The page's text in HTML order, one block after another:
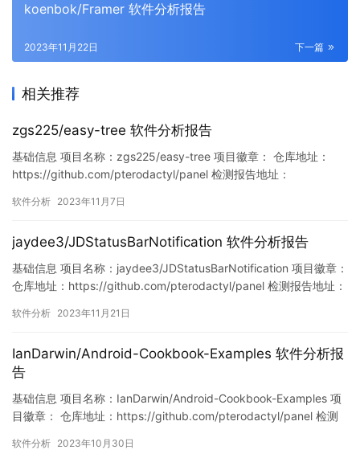
koenbok/Framer 软件分析报告
下一篇
2023年11月22日
相关推荐
zgs225/easy-tree 软件分析报告
基础信息 项目名称：zgs225/easy-tree 项目徽章： 仓库地址：
https://github.com/pterodactyl/panel 检测报告地址：
5456/1721705780533043200 此报告由Murphysec提供 漏…
软件分析 2023年11月7日
jaydee3/JDStatusBarNotification 软件分析报告
基础信息 项目名称：jaydee3/JDStatusBarNotification 项目徽章：
仓库地址：https://github.com/pterodactyl/panel 检测报告地址：
9424/1726735261259751424 此报…
软件分析 2023年11月21日
IanDarwin/Android-Cookbook-Examples 软件分析报
告
基础信息 项目名称：IanDarwin/Android-Cookbook-Examples 项
目徽章： 仓库地址：https://github.com/pterodactyl/panel 检测
https://www.murphysec.com/console/report/171874704867228
软件分析 2023年10月30日